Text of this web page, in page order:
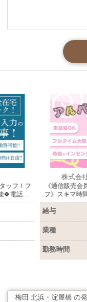
ッフ！フ
🍀電話業
く稼げ
株式会
《通信販売会
フ》スキマ時
OK◎駅直結で
給与
業種
勤務時間
梅田 北浜・淀屋橋 の